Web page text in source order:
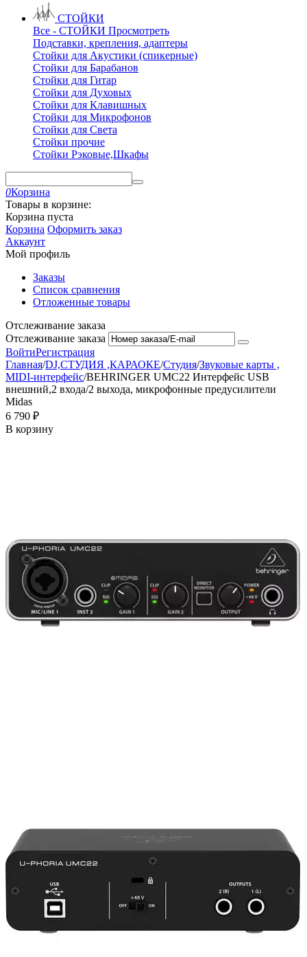
СТОЙКИ
Все - СТОЙКИ Просмотреть
Подставки, крепления, адаптеры
Стойки для Акустики (спикерные)
Стойки для Барабанов
Стойки для Гитар
Стойки для Духовых
Стойки для Клавишных
Стойки для Микрофонов
Стойки для Света
Стойки прочие
Стойки Рэковые,Шкафы
0Корзина
Товары в корзине:
Корзина пуста
Корзина Оформить заказ
Аккаунт
Мой профиль
Заказы
Список сравнения
Отложенные товары
Отслеживание заказа
Отслеживание заказа
ВойтиРегистрация
Главная/DJ,СТУДИЯ ,КАРАОКЕ/Студия/Звуковые карты ,
MIDI-интерфейс/BEHRINGER UMC22 Интерфейс USB
внешний,2 входа/2 выхода, микрофонные предусилители
Midas
6 790 ₽
В корзину